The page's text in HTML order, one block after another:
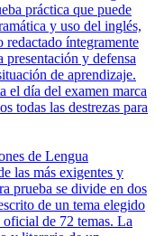
práctica que puede
y uso del inglés,
íntegramente
presentación y defensa
de aprendizaje.
el día del examen marca
todas las destrezas para
de Lengua
las más exigentes y
prueba se divide en dos
de un tema elegido
de 72 temas. La